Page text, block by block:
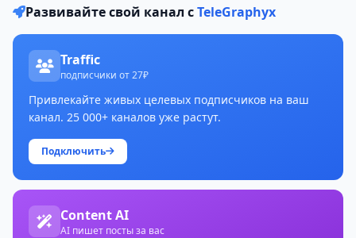
Развивайте свой канал сTeleGraphyx
Traffic
подписчики от 27₽
Привлекайте живых целевых подписчиков на ваш
канал. 25 000+ каналов уже растут.
Подключить
Content AI
AI пишет посты за вас